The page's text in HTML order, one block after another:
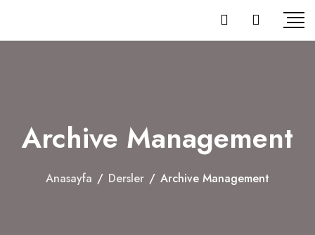
Archive Management
Anasayfa / Dersler / Archive Management